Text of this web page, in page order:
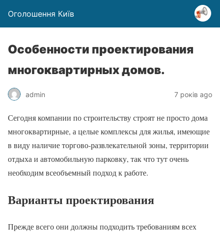
Оголошення Київ
Особенности проектирования
многоквартирных домов.
admin 7 років ago
Сегодня компании по строительству строят не просто дома
многоквартирные, а целые комплексы для жилья, имеющие
в виду наличие торгово-развлекательной зоны, территории
отдыха и автомобильную парковку, так что тут очень
необходим всеобъемный подход к работе.
Варианты проектирования
Прежде всего они должны подходить требованиям всех